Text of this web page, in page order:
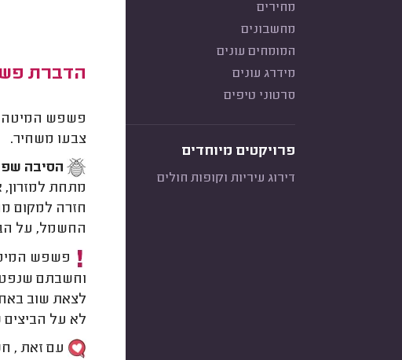
מחירים
מחשבונים
המומחים עונים
מידרג עונים
סרטוני טיפים
פרויקטים מיוחדים
דירוג עיריות וקופות חולים
הדברת
פשפש המיטה
צבעו משחיר.
הסיבה
מתחת למזרון,
חזרה למקום
החשמל, על
פשפש
וחשבתם
לצאת שוב
לא על הביצים שלו. נקבת
עם זאת ,